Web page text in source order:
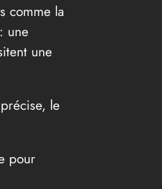
comme la
une
une
le
pour